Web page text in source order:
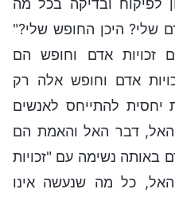
לפיקוח ובדיקה בכל מה
שלי? היכן החופש שלי?"
זכויות אדם וחופש הם
אדם וחופש אלה רק
יחסית להתייחס לאנשים
דבר האל והאמת הם
באותה נשימה עם "זכויות
כל מה שנעשה אינו